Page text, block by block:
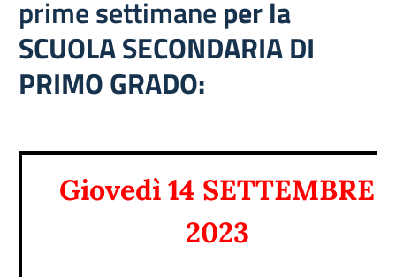
prime settimane per la
SCUOLA SECONDARIA DI
PRIMO GRADO:
Giovedì 14 SETTEMBRE
2023